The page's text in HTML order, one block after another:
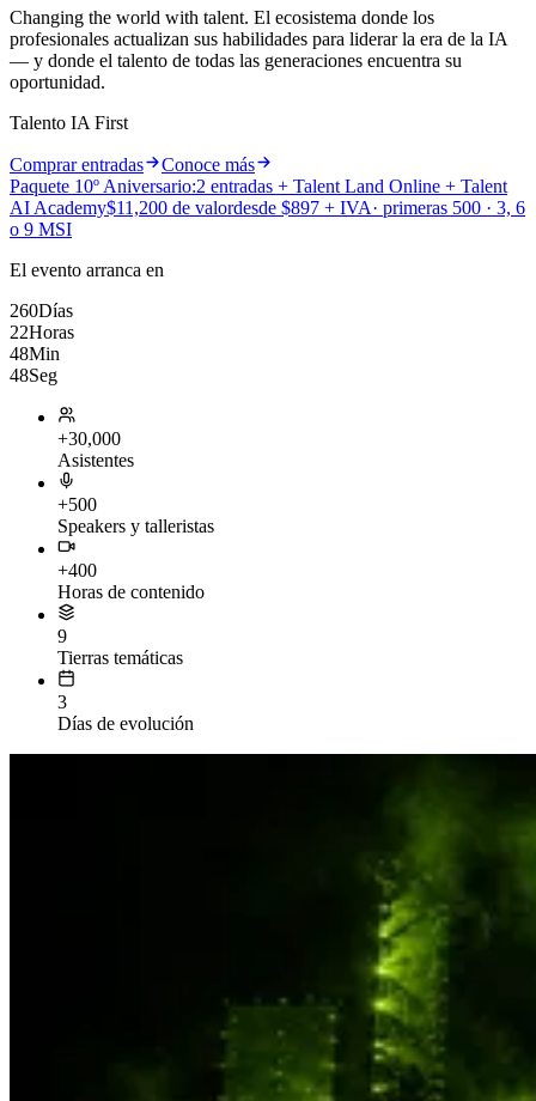
Changing the world with talent. El ecosistema donde los
profesionales actualizan sus habilidades para liderar la era de la IA
— y donde el talento de todas las generaciones encuentra su
oportunidad.
Talento IA First
Comprar entradas
Conoce más
Paquete 10º Aniversario:2 entradas + Talent Land Online + Talent
AI Academy$11,200 de valordesde $897 + IVA· primeras 500 · 3, 6
o 9 MSI
El evento arranca en
260Días
22Horas
48Min
45Seg
+30,000
Asistentes
+500
Speakers y talleristas
+400
Horas de contenido
9
Tierras temáticas
3
Días de evolución